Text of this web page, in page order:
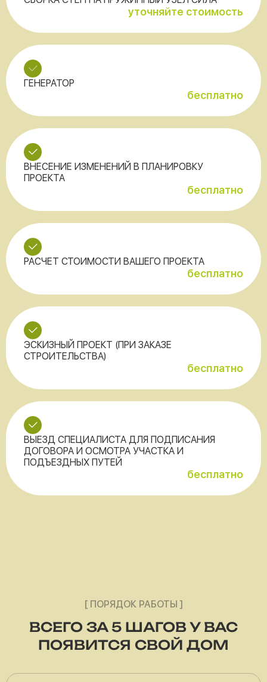
уточняйте стоимость
ГЕНЕРАТОР
бесплатно
ВНЕСЕНИЕ ИЗМЕНЕНИЙ В ПЛАНИРОВКУ
ПРОЕКТА
бесплатно
РАСЧЕТ СТОИМОСТИ ВАШЕГО ПРОЕКТА
бесплатно
ЭСКИЗНЫЙ ПРОЕКТ (ПРИ ЗАКАЗЕ
СТРОИТЕЛЬСТВА)
бесплатно
ВЫЕЗД СПЕЦИАЛИСТА ДЛЯ ПОДПИСАНИЯ
ДОГОВОРА И ОСМОТРА УЧАСТКА И
ПОДЪЕЗДНЫХ ПУТЕЙ
бесплатно
[ ПОРЯДОК РАБОТЫ ]
ВСЕГО ЗА 5 ШАГОВ У ВАС
ПОЯВИТСЯ СВОЙ ДОМ